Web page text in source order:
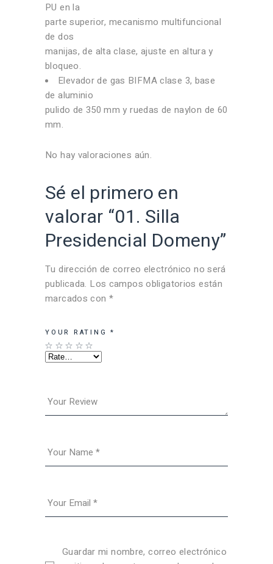
PU en la
parte superior, mecanismo multifuncional
de dos
manijas, de alta clase, ajuste en altura y
bloqueo.
Elevador de gas BIFMA clase 3, base
de aluminio
pulido de 350 mm y ruedas de naylon de 60
mm.
No hay valoraciones aún.
Sé el primero en
valorar “01. Silla
Presidencial Domeny”
Tu dirección de correo electrónico no será
publicada. Los campos obligatorios están
marcados con *
YOUR RATING *
Guardar mi nombre, correo electrónico